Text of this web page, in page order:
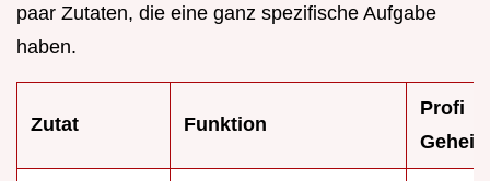
paar Zutaten, die eine ganz spezifische Aufgabe
haben.
Zutat Funktion
Profi